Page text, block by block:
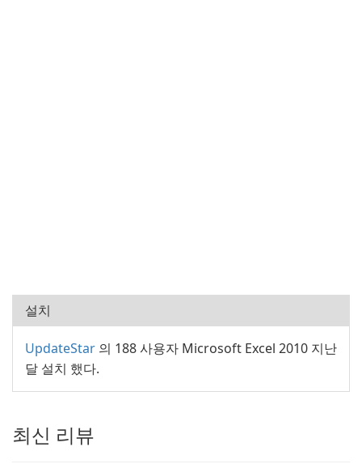
설치
UpdateStar 의 188 사용자 Microsoft Excel 2010 지난
달 설치 했다.
최신 리뷰